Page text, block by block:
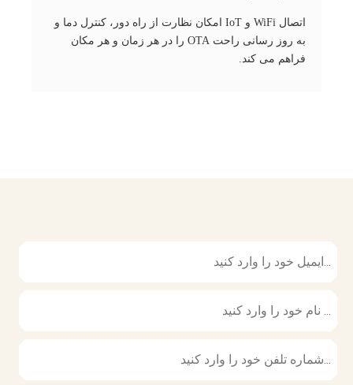
اتصال WiFi و IoT امکان نظارت از راه دور، کنترل دما و
به روز رسانی راحت OTA را در هر زمان و هر مکان
فراهم می کند.